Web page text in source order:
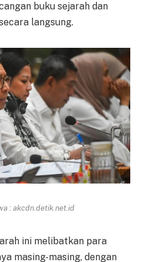
buku sejarah dan
langsung.
: akcdn.detik.net.id
ini melibatkan para
masing-masing, dengan